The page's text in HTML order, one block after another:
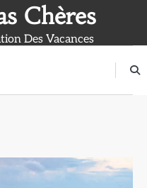
Chères
Des Vacances